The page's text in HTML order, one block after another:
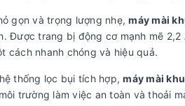
gọn và trọng lượng nhẹ,máy mài
Được trang bị động cơ mạnh mẽ
cách nhanh chóng và hiệu quả.
thống lọc bụi tích hợp,máy mài
trường làm việc an toàn và thoải